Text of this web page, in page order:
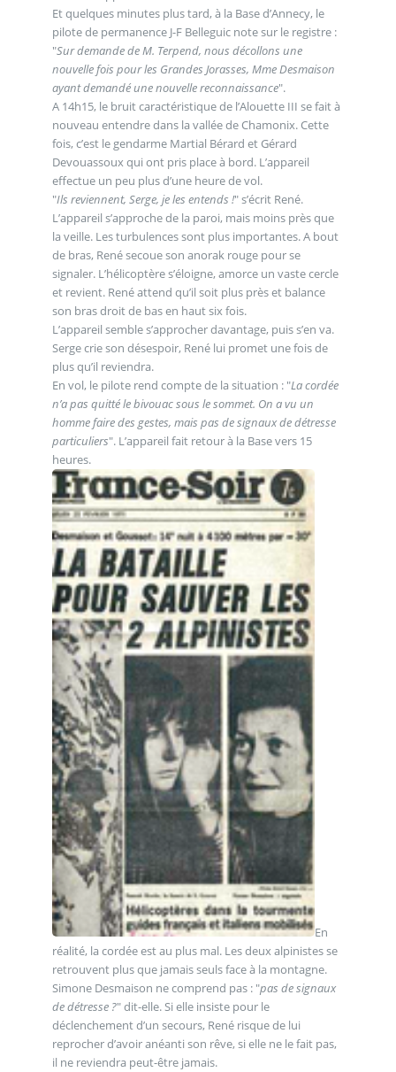
Et quelques minutes plus tard, à la Base d’Annecy, le
pilote de permanence J-F Belleguic note sur le registre :
"Sur demande de M. Terpend, nous décollons une
nouvelle fois pour les Grandes Jorasses, Mme Desmaison
ayant demandé une nouvelle reconnaissance".
A 14h15, le bruit caractéristique de l’Alouette III se fait à
nouveau entendre dans la vallée de Chamonix. Cette
fois, c’est le gendarme Martial Bérard et Gérard
Devouassoux qui ont pris place à bord. L’appareil
effectue un peu plus d’une heure de vol.
"Ils reviennent, Serge, je les entends !" s’écrit René.
L’appareil s’approche de la paroi, mais moins près que
la veille. Les turbulences sont plus importantes. A bout
de bras, René secoue son anorak rouge pour se
signaler. L’hélicoptère s’éloigne, amorce un vaste cercle
et revient. René attend qu’il soit plus près et balance
son bras droit de bas en haut six fois.
L’appareil semble s’approcher davantage, puis s’en va.
Serge crie son désespoir, René lui promet une fois de
plus qu’il reviendra.
En vol, le pilote rend compte de la situation : "La cordée
n’a pas quitté le bivouac sous le sommet. On a vu un
homme faire des gestes, mais pas de signaux de détresse
particuliers". L’appareil fait retour à la Base vers 15
heures.
En
réalité, la cordée est au plus mal. Les deux alpinistes se
retrouvent plus que jamais seuls face à la montagne.
Simone Desmaison ne comprend pas : "pas de signaux
de détresse ?" dit-elle. Si elle insiste pour le
déclenchement d’un secours, René risque de lui
reprocher d’avoir anéanti son rêve, si elle ne le fait pas,
il ne reviendra peut-être jamais.